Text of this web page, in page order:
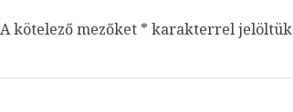
A kötelező mezőket * karakterrel jelöltük